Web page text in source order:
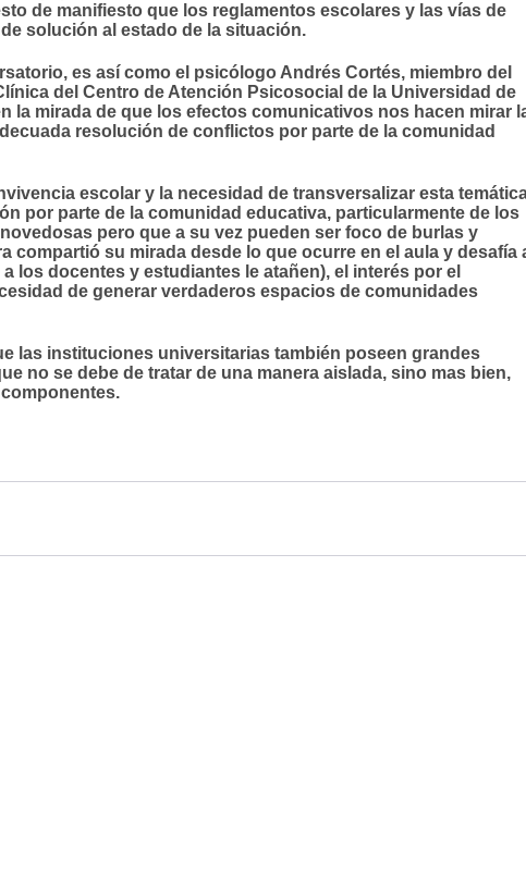
de manifiesto que los reglamentos escolares y las vías de
solución al estado de la situación.
es así como el psicólogo Andrés Cortés, miembro del
del Centro de Atención Psicosocial de la Universidad de
la mirada de que los efectos comunicativos nos hacen mirar
resolución de conflictos por parte de la comunidad
escolar y la necesidad de transversalizar esta
por parte de la comunidad educativa, particularmente de los
pero que a su vez pueden ser foco de burlas y
su mirada desde lo que ocurre en el aula y desafía
los docentes y estudiantes le atañen), el interés por el
de generar verdaderos espacios de comunidades
las instituciones universitarias también poseen grandes
no se debe de tratar de una manera aislada, sino mas bien,